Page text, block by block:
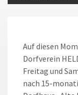
Auf diesen
Dorfverein
Freitag und
nach 15-